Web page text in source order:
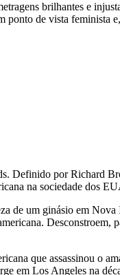
brilhantes e
ponto de vista feminista
Definido por Richard
na sociedade dos
de um ginásio em
Desconstroem,
que assassinou o
em Los Angeles na